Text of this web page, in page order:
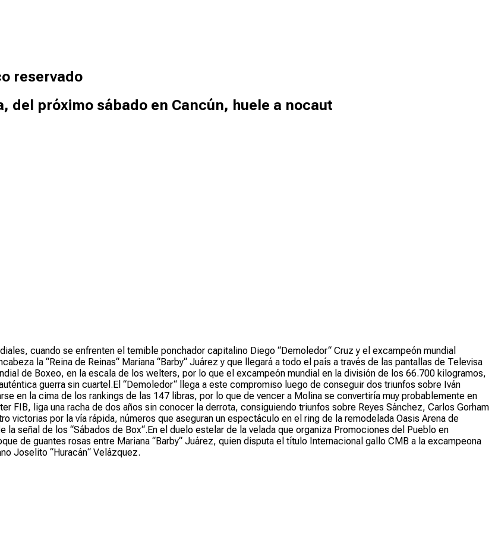
reservado
del próximo sábado en Cancún, huele a nocaut
cuando se enfrenten el temible ponchador capitalino Diego “Demoledor“ Cruz y el excampeón mundial
la “Reina de Reinas“ Mariana “Barby“ Juárez y que llegará a todo el país a través de las pantallas de Televisa
de Boxeo, en la escala de los welters, por lo que el excampeón mundial en la división de los 66.700 kilogramos,
guerra sin cuartel.El “Demoledor“ llega a este compromiso luego de conseguir dos triunfos sobre Iván
en la cima de los rankings de las 147 libras, por lo que de vencer a Molina se convertiría muy probablemente en
FIB, liga una racha de dos años sin conocer la derrota, consiguiendo triunfos sobre Reyes Sánchez, Carlos Gorham
victorias por la vía rápida, números que aseguran un espectáculo en el ring de la remodelada Oasis Arena de
señal de los “Sábados de Box“.En el duelo estelar de la velada que organiza Promociones del Pueblo en
de guantes rosas entre Mariana “Barby“ Juárez, quien disputa el título Internacional gallo CMB a la excampeona
Joselito “Huracán“ Velázquez.